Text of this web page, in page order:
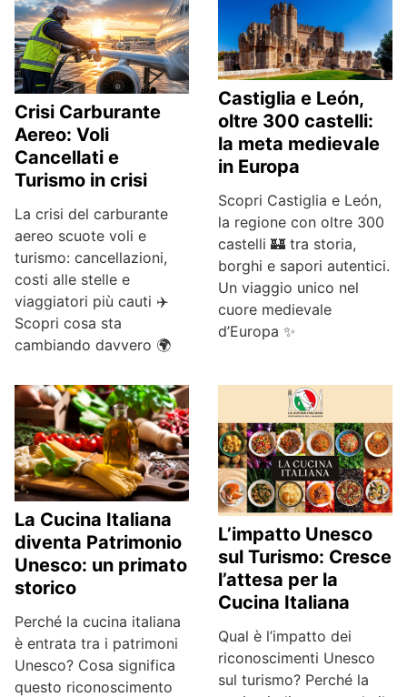
Crisi Carburante
Aereo: Voli
Cancellati e
Turismo in crisi
La crisi del carburante
aereo scuote voli e
turismo: cancellazioni,
costi alle stelle e
viaggiatori più cauti ✈️
Scopri cosa sta
cambiando davvero 🌍
Castiglia e León,
oltre 300 castelli:
la meta medievale
in Europa
Scopri Castiglia e León,
la regione con oltre 300
castelli 🏰 tra storia,
borghi e sapori autentici.
Un viaggio unico nel
cuore medievale
d’Europa ✨
La Cucina Italiana
diventa Patrimonio
Unesco: un primato
storico
Perché la cucina italiana
è entrata tra i patrimoni
Unesco? Cosa significa
questo riconoscimento
L’impatto Unesco
sul Turismo: Cresce
l’attesa per la
Cucina Italiana
Qual è l’impatto dei
riconoscimenti Unesco
sul turismo? Perché la